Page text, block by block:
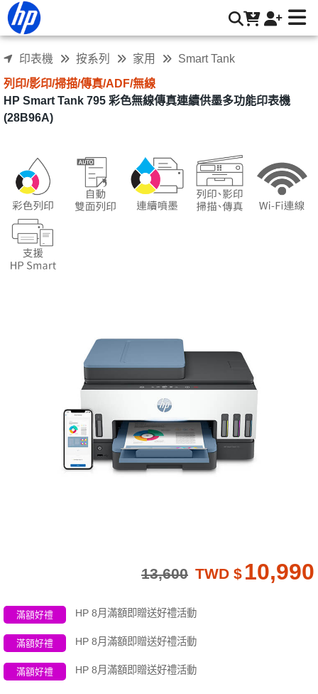
HP Smart Tank 795 彩色無線傳真連續供墨多功能印表機
(28B96A) | HP® 惠普台灣原廠購物網
印表機 按系列 家用 Smart Tank
列印/影印/掃描/傳真/ADF/無線
HP Smart Tank 795 彩色無線傳真連續供墨多功能印表機
(28B96A)
10,990
TWD $
13,600
滿額好禮 HP 8月滿額即贈送好禮活動
滿額好禮 HP 8月滿額即贈送好禮活動
滿額好禮 HP 8月滿額即贈送好禮活動